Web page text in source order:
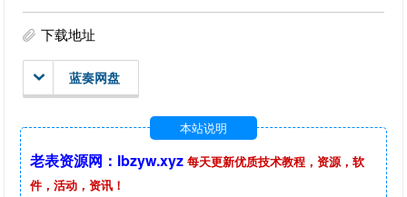
下载地址
蓝奏网盘
本站说明
老表资源网：lbzyw.xyz 每天更新优质技术教程，资源，软
件，活动，资讯！